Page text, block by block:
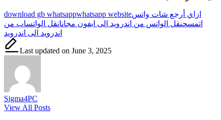
Tags:
download gb whatsappwhatsapp websiteازاي أرجع شات واتس
اتمسحنقل الواتس من اندرويد الى ايفون مجانانقل الواتساب من
اندرويد الى اندرويد
Last updated on June 3, 2025
Sigma4PC
View All Posts